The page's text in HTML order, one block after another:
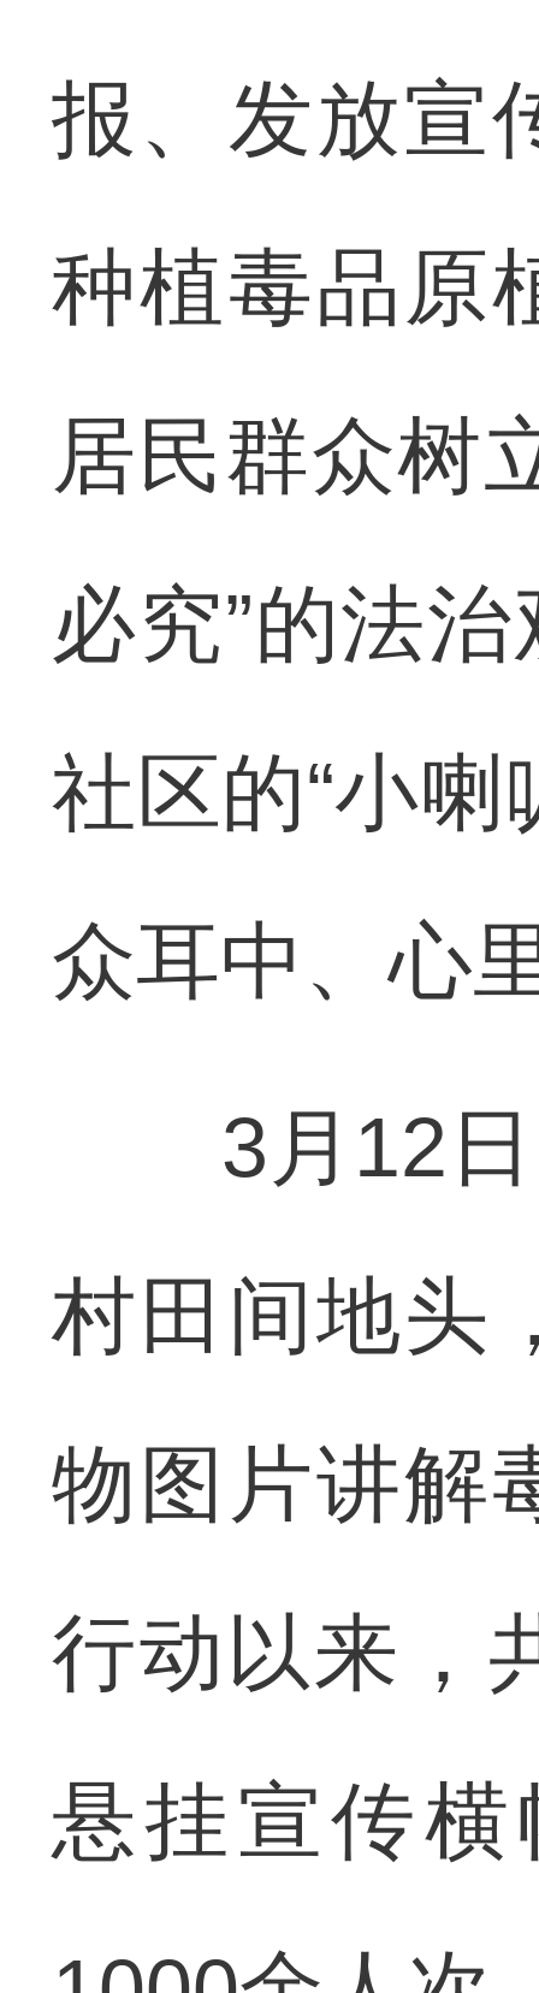
报、发放宣
种植毒品原
居民群众树
必究”的法
社区的“小
众耳中、心
3月12日
村田间地头
物图片讲解
行动以来，
悬挂宣传